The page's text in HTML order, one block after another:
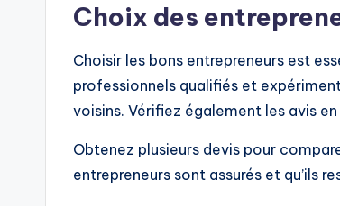
Choix des
Choisir les bons entrepreneurs est
professionnels qualifiés et
voisins. Vérifiez également les avis
Obtenez plusieurs devis pour
entrepreneurs sont assurés et qu’ils